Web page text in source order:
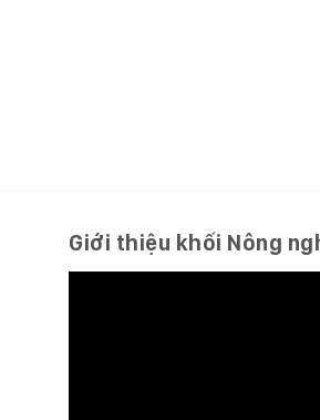
Giới thiệu khối Nông